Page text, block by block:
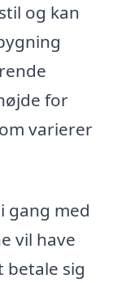
og kan
for
varierer
gang med
vil have
betale sig